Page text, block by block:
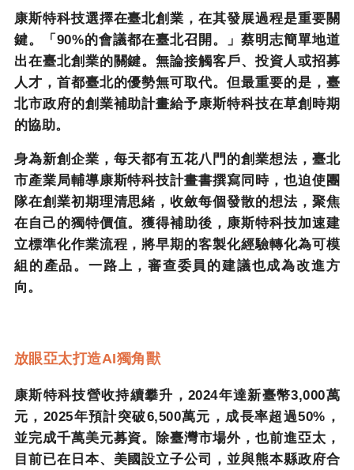
康斯特科技選擇在臺北創業，在其發展過程是重要關
鍵。「90%的會議都在臺北召開。」蔡明志簡單地道
出在臺北創業的關鍵。無論接觸客戶、投資人或招募
人才，首都臺北的優勢無可取代。但最重要的是，臺
北市政府的創業補助計畫給予康斯特科技在草創時期
的協助。
身為新創企業，每天都有五花八門的創業想法，臺北
市產業局輔導康斯特科技計畫書撰寫同時，也迫使團
隊在創業初期理清思緒，收斂每個發散的想法，聚焦
在自己的獨特價值。獲得補助後，康斯特科技加速建
立標準化作業流程，將早期的客製化經驗轉化為可模
組的產品。一路上，審查委員的建議也成為改進方
向。
放眼亞太打造AI獨角獸
康斯特科技營收持續攀升， 2024年達新臺幣3,000萬
元， 2025年預計突破6,500萬元，成長率超過50% ，
並完成千萬美元募資。除臺灣市場外，也前進亞太，
目前已在日本、美國設立子公司，並與熊本縣政府合